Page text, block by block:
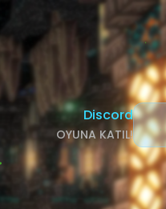
Discord
OYUNA KATIL!